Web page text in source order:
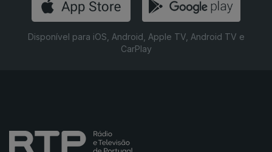
Disponível para iOS, Android, Apple TV, Android TV e
CarPlay